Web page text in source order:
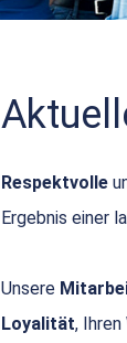
Respektvolle
Ergebnis einer
Unsere
Loyalität, Ihren